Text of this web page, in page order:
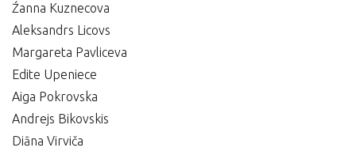
Źanna Kuznecova
Aleksandrs Licovs
Margareta Pavliceva
Edite Upeniece
Aiga Pokrovska
Andrejs Bikovskis
Diāna Virviča